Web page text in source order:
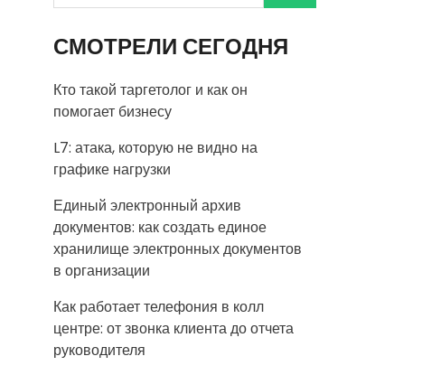
СМОТРЕЛИ СЕГОДНЯ
Кто такой таргетолог и как он
помогает бизнесу
L7: атака, которую не видно на
графике нагрузки
Единый электронный архив
документов: как создать единое
хранилище электронных документов
в организации
Как работает телефония в колл
центре: от звонка клиента до отчета
руководителя